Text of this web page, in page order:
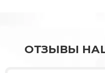
ОТЗЫВЫ